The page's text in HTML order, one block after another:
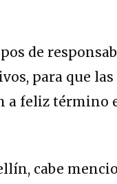
de
para que
a feliz término
cabe